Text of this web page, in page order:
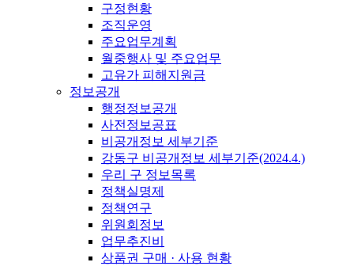
구정현황
조직운영
주요업무계획
월중행사 및 주요업무
고유가 피해지원금
정보공개
행정정보공개
사전정보공표
비공개정보 세부기준
강동구 비공개정보 세부기준(2024.4.)
우리 구 정보목록
정책실명제
정책연구
위원회정보
업무추진비
상품권 구매 · 사용 현황